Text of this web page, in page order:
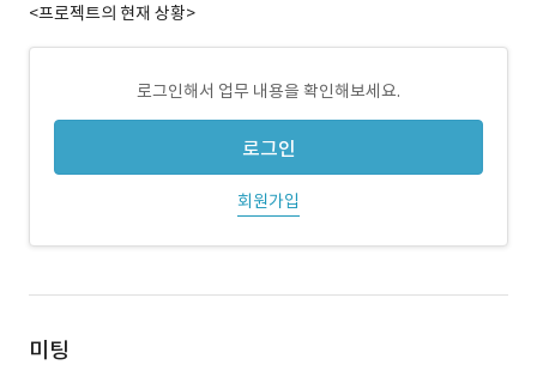
<프로젝트의 현재 상황>
로그인해서 업무 내용을 확인해보세요.
로그인
회원가입
미팅